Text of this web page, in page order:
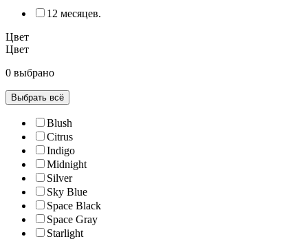
12 месяцев.
Цвет
Цвет
0 выбрано
Выбрать всё
Blush
Citrus
Indigo
Midnight
Silver
Sky Blue
Space Black
Space Gray
Starlight